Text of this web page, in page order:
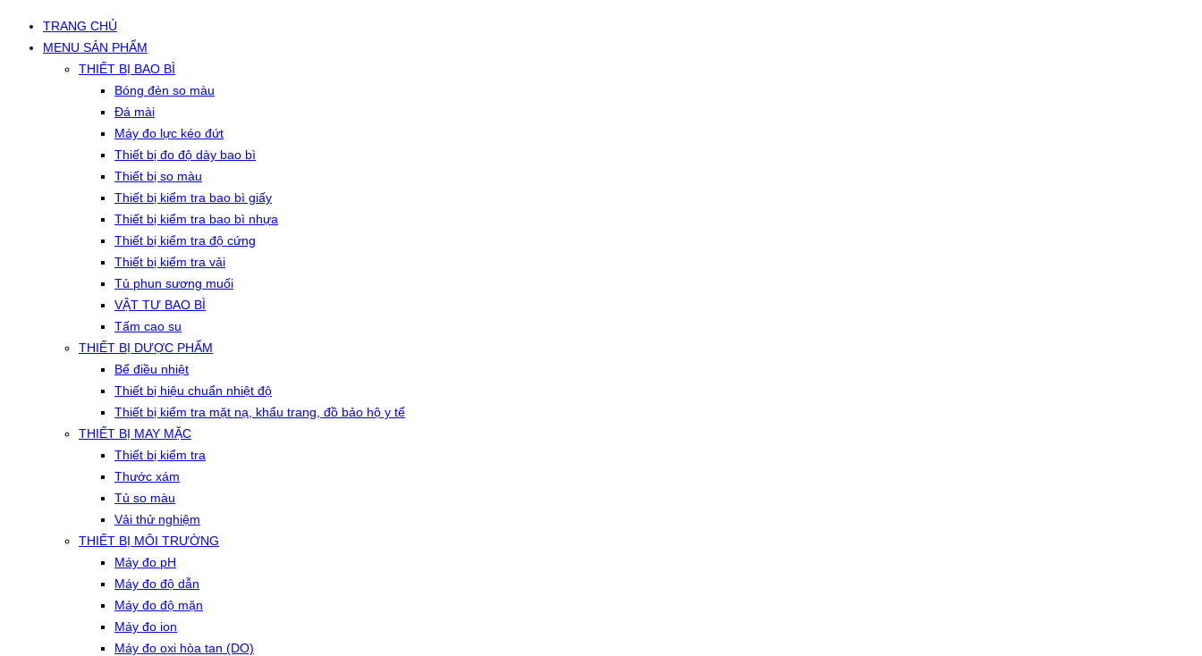
TRANG CHỦ
MENU SẢN PHẨM
THIẾT BỊ BAO BÌ
Bóng đèn so màu
Đá mài
Máy đo lực kéo đứt
Thiết bị đo độ dày bao bì
Thiết bị so màu
Thiết bị kiểm tra bao bì giấy
Thiết bị kiểm tra bao bì nhựa
Thiết bị kiểm tra độ cứng
Thiết bị kiểm tra vải
Tủ phun sương muối
VẬT TƯ BAO BÌ
Tấm cao su
THIẾT BỊ DƯỢC PHẨM
Bể điều nhiệt
Thiết bị hiệu chuẩn nhiệt độ
Thiết bị kiểm tra mặt nạ, khẩu trang, đồ bảo hộ y tế
THIẾT BỊ MAY MẶC
Thiết bị kiểm tra
Thước xám
Tủ so màu
Vải thử nghiệm
THIẾT BỊ MÔI TRƯỜNG
Máy đo pH
Máy đo độ dẫn
Máy đo độ mặn
Máy đo ion
Máy đo oxi hòa tan (DO)